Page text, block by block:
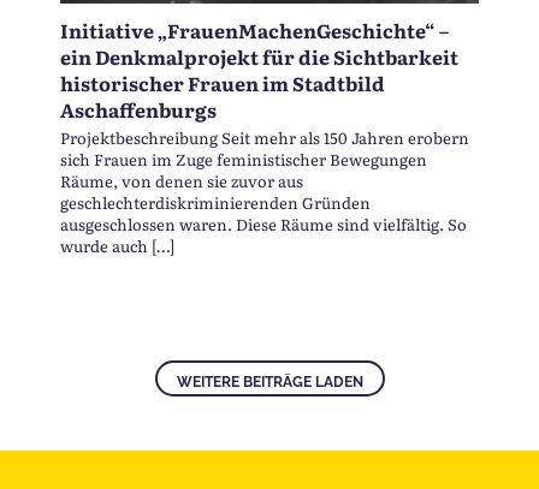
Initiative „FrauenMachenGeschichte“ –
ein Denkmalprojekt für die Sichtbarkeit
historischer Frauen im Stadtbild
Aschaffenburgs
Projektbeschreibung Seit mehr als 150 Jahren erobern
sich Frauen im Zuge feministischer Bewegungen
Räume, von denen sie zuvor aus
geschlechterdiskriminierenden Gründen
ausgeschlossen waren. Diese Räume sind vielfältig. So
wurde auch […]
WEITERE BEITRÄGE LADEN